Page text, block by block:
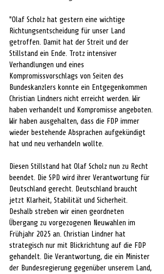
"Olaf Scholz hat gestern eine wichtige
Richtungsentscheidung für unser Land
getroffen. Damit hat der Streit und der
Stillstand ein Ende. Trotz intensiver
Verhandlungen und eines
Kompromissvorschlags von Seiten des
Bundeskanzlers konnte ein Entgegenkommen
Christian Lindners nicht erreicht werden. Wir
haben verhandelt und Kompromisse angeboten.
Wir haben ausgehalten, dass die FDP immer
wieder bestehende Absprachen aufgekündigt
hat und neu verhandeln wollte.
Diesen Stillstand hat Olaf Scholz nun zu Recht
beendet. Die SPD wird ihrer Verantwortung für
Deutschland gerecht. Deutschland braucht
jetzt Klarheit, Stabilität und Sicherheit.
Deshalb streben wir einen geordneten
Übergang zu vorgezogenen Neuwahlen im
Frühjahr 2025 an. Christian Lindner hat
strategisch nur mit Blickrichtung auf die FDP
gehandelt. Die Verantwortung, die ein Minister
der Bundesregierung gegenüber unserem Land,